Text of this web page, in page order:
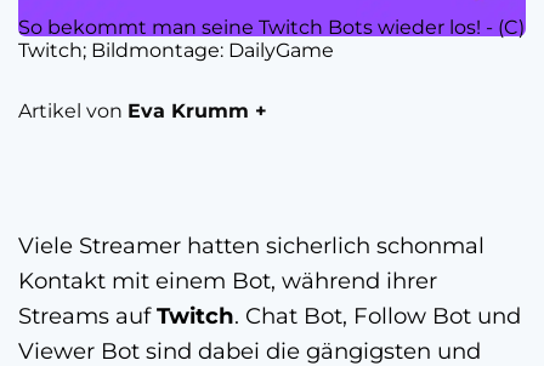
So bekommt man seine Twitch Bots wieder los! - (C)
Twitch; Bildmontage: DailyGame
Artikel von Eva Krumm +
Viele Streamer hatten sicherlich schonmal
Kontakt mit einem Bot, während ihrer
Streams aufTwitch. Chat Bot, Follow Bot und
Viewer Bot sind dabei die gängigsten und